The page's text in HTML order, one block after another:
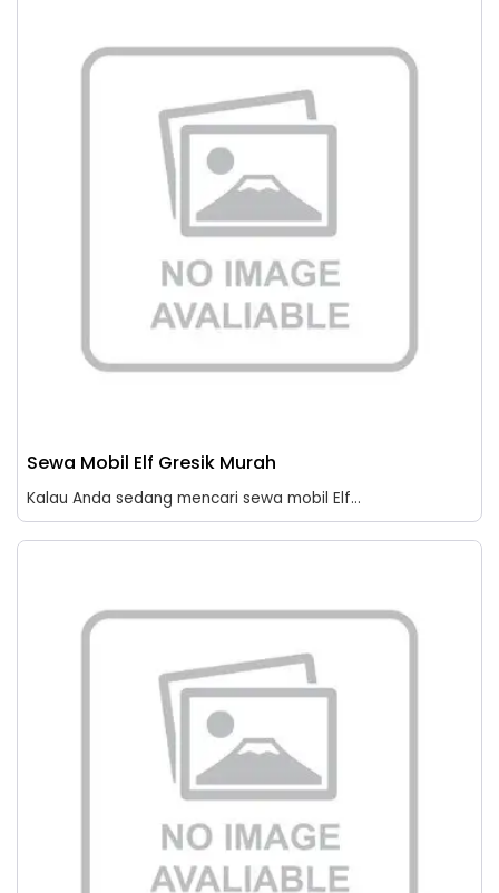
Sewa Mobil Elf Gresik Murah
Kalau Anda sedang mencari sewa mobil Elf...